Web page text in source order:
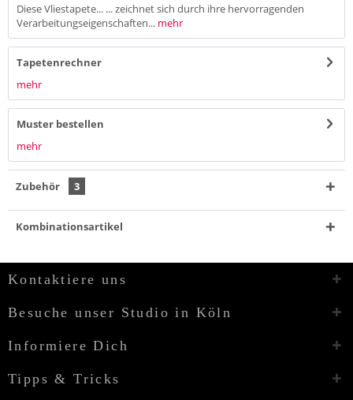
Diese Vliestapete... ... zeichnet sich durch ihre hervorragenden
Verarbeitungseigenschaften... mehr
Tapetenrechner
mehr
Muster bestellen
mehr
Zubehör 3
Kombinationsartikel
Kontaktiere uns
Besuche unser Studio in Köln
Informiere Dich
Tipps & Tricks